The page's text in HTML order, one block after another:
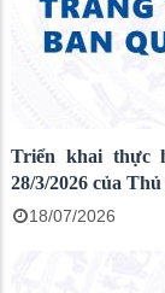
Triển khai thực
28/3/2026 của
18/07/2026